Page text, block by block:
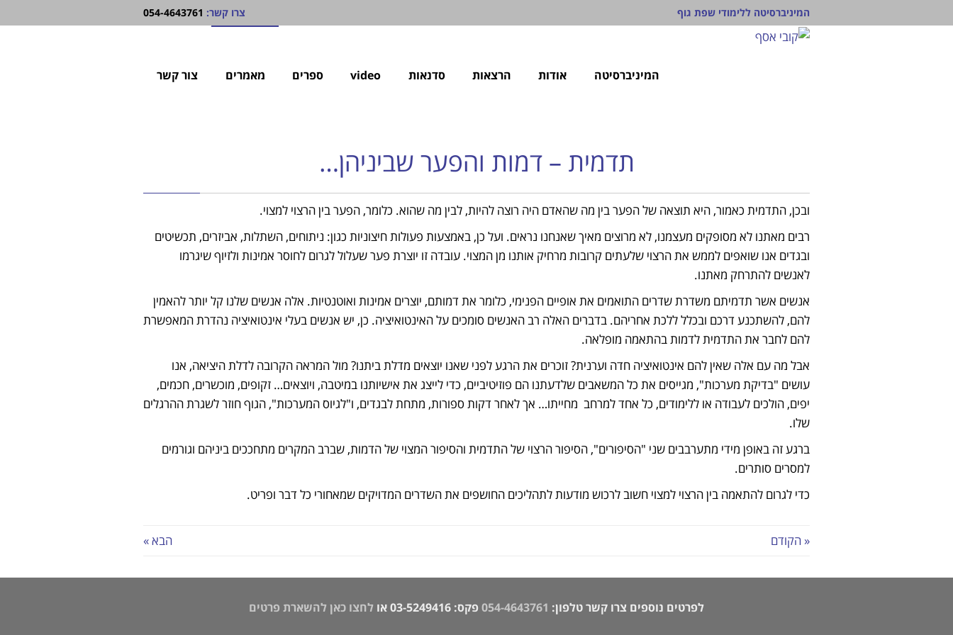
המיניברסיטה ללימודי שפת גוף צרו קשר: 054-4643761
המיניברסיטה אודות הרצאות סדנאות video ספרים מאמרים צור קשר
תדמית – דמות והפער שביניהן…
ובכן, התדמית כאמור, היא תוצאה של הפער בין מה שהאדם היה רוצה להיות, לבין מה שהוא. כלומר, הפער בין הרצוי למצוי.
רבים מאתנו לא מסופקים מעצמנו, לא מרוצים מאיך שאנחנו נראים. ועל כן, באמצעות פעולות חיצוניות כגון: ניתוחים, השתלות, אביזרים, תכשיטים
ובגדים אנו שואפים לממש את הרצוי שלעתים קרובות מרחיק אותנו מן המצוי. עובדה זו יוצרת פער שעלול לגרום לחוסר אמינות ולזיוף שיגרמו
לאנשים להתרחק מאתנו.
אנשים אשר תדמיתם משדרת שדרים התואמים את אופיים הפנימי, כלומר את דמותם, יוצרים אמינות ואוטנטיות. אלה אנשים שלנו קל יותר להאמין
להם, להשתכנע דרכם ובכלל ללכת אחריהם. בדברים האלה רב האנשים סומכים על האינטואיציה. כן, יש אנשים בעלי אינטואיציה נהדרת המאפשרת
להם לחבר את התדמית לדמות בהתאמה מופלאה.
אבל מה עם אלה שאין להם אינטואיציה חדה וערנית? זוכרים את הרגע לפני שאנו יוצאים מדלת ביתנו? מול המראה הקרובה לדלת היציאה, אנו
עושים "בדיקת מערכות", מגייסים את כל המשאבים שלדעתנו הם פוזיטיביים, כדי לייצג את אישיותנו במיטבה, ויוצאים… זקופים, מוכשרים, חכמים,
יפים, הולכים לעבודה או ללימודים, כל אחד למרחב מחייתו… אך לאחר דקות ספורות, מתחת לבגדים, ו"לגיוס המערכות", הגוף חוזר לשגרת ההרגלים
שלו.
ברגע זה באופן מידי מתערבבים שני "הסיפורים", הסיפור הרצוי של התדמית והסיפור המצוי של הדמות, שברב המקרים מתחככים ביניהם וגורמים
למסרים סותרים.
כדי לגרום להתאמה בין הרצוי למצוי חשוב לרכוש מודעות לתהליכים החושפים את השדרים המדויקים שמאחורי כל דבר ופריט.
« הקודם הבא »
לפרטים נוספים צרו קשר טלפון: 054-4643761 פקס: 03-5249416 או לחצו כאן להשארת פרטים